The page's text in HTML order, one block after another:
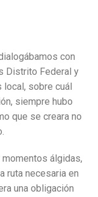
con
Distrito Federal y
local, sobre cuál
siempre hubo
que se creara no
álgidas,
ruta necesaria en
una obligación